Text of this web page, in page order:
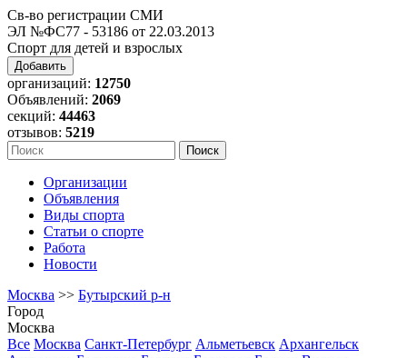
Св-во регистрации СМИ
ЭЛ №ФС77 - 53186 от 22.03.2013
Спорт для детей и взрослых
Добавить
организаций: 12750
Объявлений: 2069
секций: 44463
отзывов: 5219
Организации
Объявления
Виды спорта
Статьи о спорте
Работа
Новости
Москва >> Бутырский р-н
Город
Москва
Все Москва Санкт-Петербург Альметьевск Архангельск